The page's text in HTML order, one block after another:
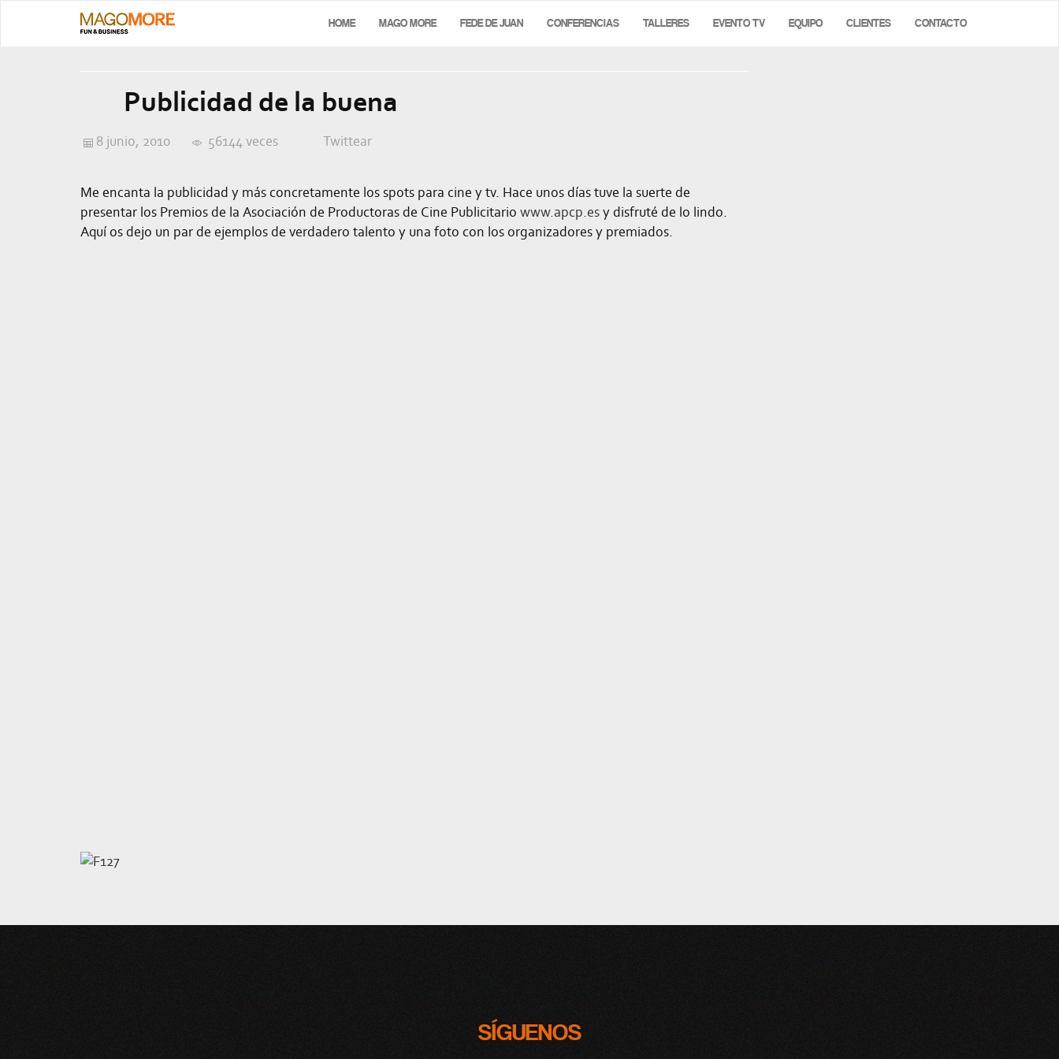
HOME MAGO MORE FEDE DE JUAN CONFERENCIAS TALLERES EVENTO TV EQUIPO CLIENTES CONTACTO
Publicidad de la buena
8 junio, 2010 56144 veces Twittear
Me encanta la publicidad y más concretamente los spots para cine y tv. Hace unos días tuve la suerte de
presentar los Premios de la Asociación de Productoras de Cine Publicitario www.apcp.esy disfruté de lo lindo.
Aquí os dejo un par de ejemplos de verdadero talento y una foto con los organizadores y premiados.
SÍGUENOS